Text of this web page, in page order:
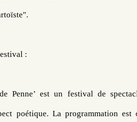
:
Penne’ est un festival de
poétique. La programmation